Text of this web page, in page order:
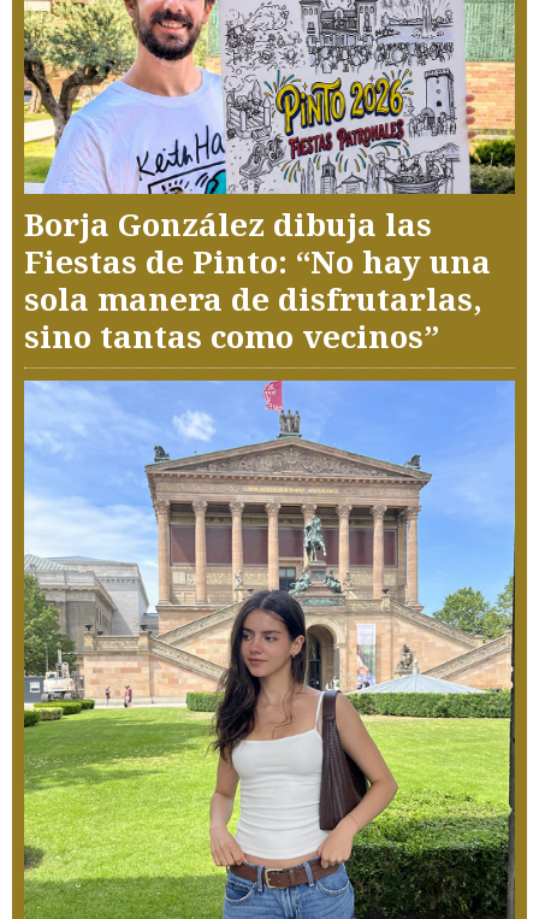
Borja González dibuja las
Fiestas de Pinto: “No hay una
sola manera de disfrutarlas,
sino tantas como vecinos”